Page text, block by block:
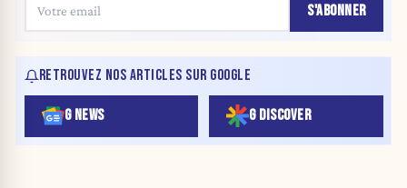
S'ABONNER
RETROUVEZ NOS ARTICLES SUR GOOGLE
G NEWS G DISCOVER